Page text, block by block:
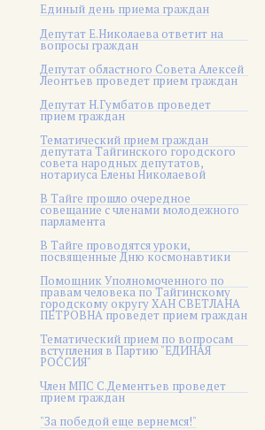
Единый день приема граждан
Депутат Е.Николаева ответит на
вопросы граждан
Депутат областного Совета Алексей
Леонтьев проведет прием граждан
Депутат Н.Гумбатов проведет
прием граждан
Тематический прием граждан
депутата Тайгинского городского
совета народных депутатов,
нотариуса Елены Николаевой
В Тайге прошло очередное
совещание с членами молодежного
парламента
В Тайге проводятся уроки,
посвященные Дню космонавтики
Помощник Уполномоченного по
правам человека по Тайгинскому
городскому округу ХАН СВЕТЛАНА
ПЕТРОВНА проведет прием граждан
Тематический прием по вопросам
вступления в Партию "ЕДИНАЯ
РОССИЯ"
Член МПС С.Дементьев проведет
прием граждан
"За победой еще вернемся!"